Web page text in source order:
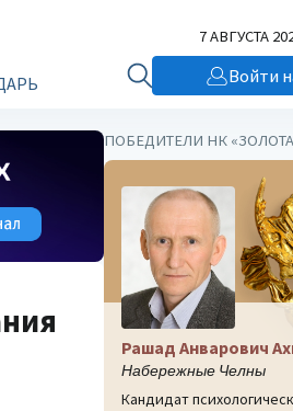
7 АВГУСТА
Войти
ПОБЕДИТЕЛИ НК
Рашад Анварович
Набережные Челны
Кандидат